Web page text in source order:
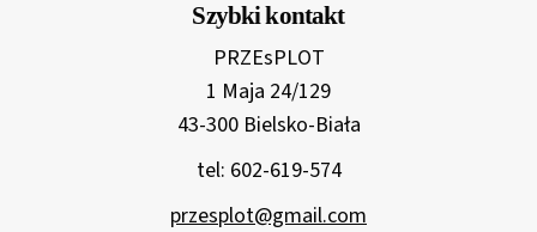
Szybki kontakt
PRZEsPLOT
1 Maja 24/129
43-300 Bielsko-Biała
tel: 602-619-574
przesplot@gmail.com